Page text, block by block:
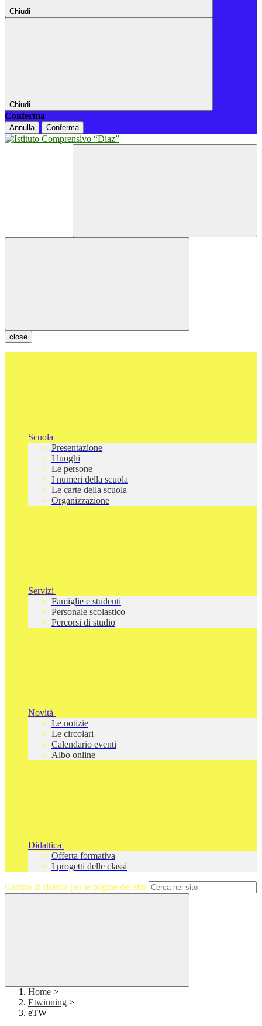
Chiudi
Chiudi
Conferma
Annulla Conferma
close
Scuola
Presentazione
I luoghi
Le persone
I numeri della scuola
Le carte della scuola
Organizzazione
Servizi
Famiglie e studenti
Personale scolastico
Percorsi di studio
Novità
Le notizie
Le circolari
Calendario eventi
Albo online
Didattica
Offerta formativa
I progetti delle classi
Campo di ricerca per le pagine del sito
Home >
Etwinning >
eTW